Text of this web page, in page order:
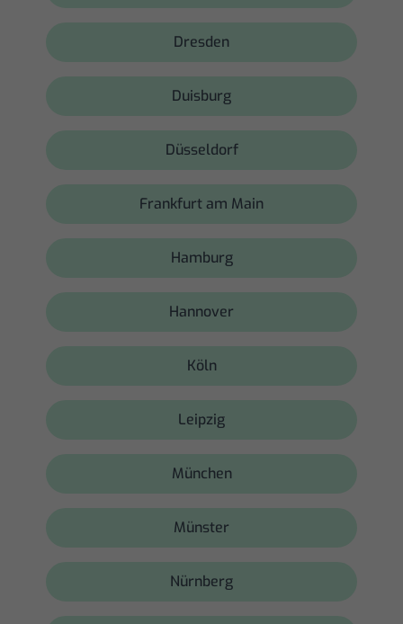
Dresden
Duisburg
Düsseldorf
Frankfurt am Main
Hamburg
Hannover
Köln
Leipzig
München
Münster
Nürnberg